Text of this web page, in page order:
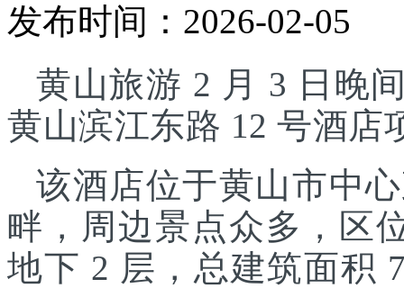
发布时间：2026-02-05
黄山旅游 2 月 3 日晚
黄山滨江东路 12 号酒店
该酒店位于黄山市中
畔，周边景点众多，区
地下 2 层，总建筑面积